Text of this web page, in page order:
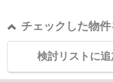
チェックした物
検討リストに追